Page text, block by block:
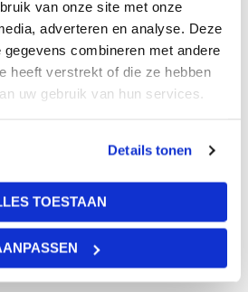
van onze site met onze
adverteren en analyse. Deze
combineren met andere
heeft verstrekt of die ze hebben
uw gebruik van hun services.
Details tonen
TOESTAAN
standaard systeemplafond met
de installatie voor u regelen. Wij
met veel plafondervaring en zij
snel en vakkundig installeren.